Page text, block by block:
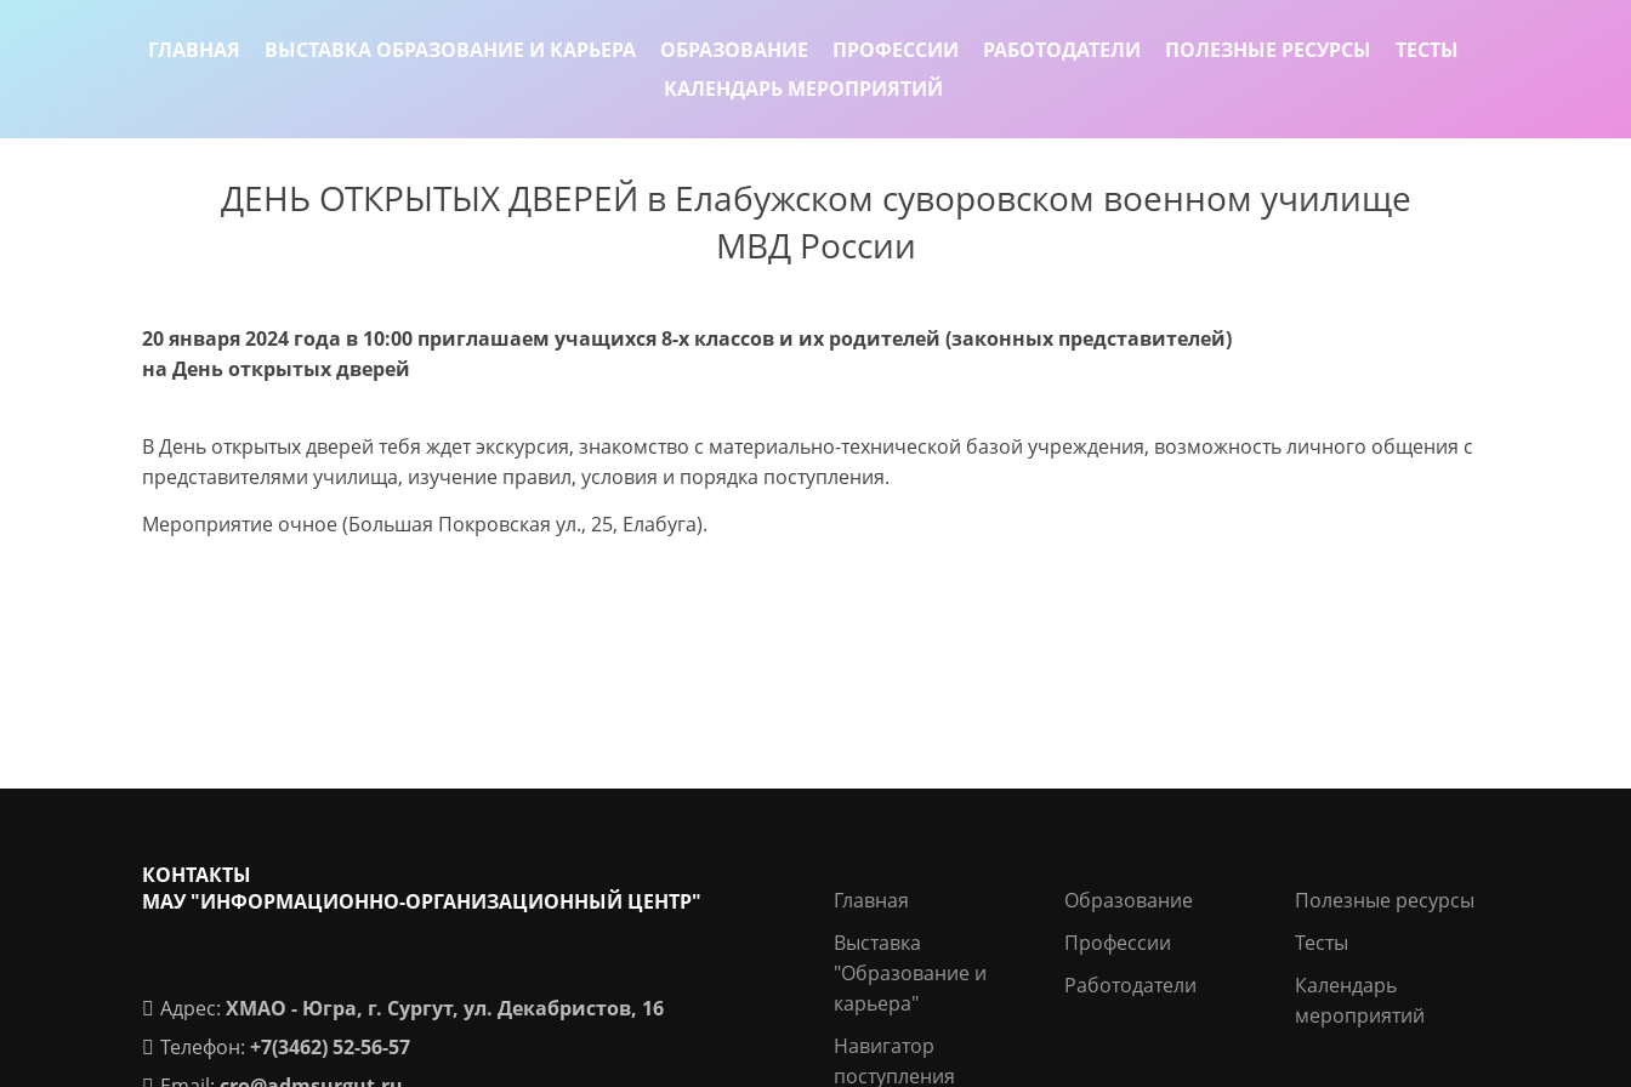
ГЛАВНАЯ ВЫСТАВКА ОБРАЗОВАНИЕ И КАРЬЕРА ОБРАЗОВАНИЕ ПРОФЕССИИ РАБОТОДАТЕЛИ ПОЛЕЗНЫЕ РЕСУРСЫ
ТЕСТЫ
КАЛЕНДАРЬ МЕРОПРИЯТИЙ
ДЕНЬ ОТКРЫТЫХ ДВЕРЕЙ в Елабужском суворовском военном училище
МВД России
20 января 2024 года в 10:00 приглашаем учащихся 8-х классов и их родителей (законных представителей)
на День открытых дверей
В День открытых дверей тебя ждет экскурсия, знакомство с материально-технической базой учреждения, возможность личного общения с
представителями училища, изучение правил, условия и порядка поступления.
Мероприятие очное (Большая Покровская ул., 25, Елабуга).
КОНТАКТЫ
МАУ "ИНФОРМАЦИОННО-ОРГАНИЗАЦИОННЫЙ ЦЕНТР"
Адрес: ХМАО - Югра, г. Сургут, ул. Декабристов, 16
Телефон: +7(3462) 52-56-57
Главная
Выставка
"Образование и
карьера"
Навигатор
поступления
Образование
Профессии
Работодатели
Полезные ресурсы
Тесты
Календарь
мероприятий